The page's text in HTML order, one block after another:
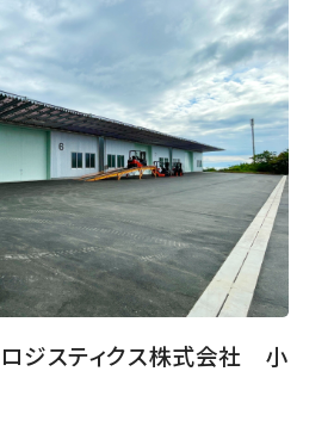
ロジスティクス株式会社 小